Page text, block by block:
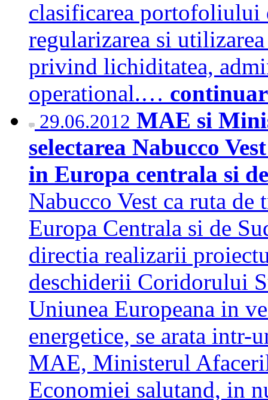
clasificarea portofoliului
regularizarea si
privind lichiditatea,
operational.…
29.06.2012 MAE si
selectarea Nabucco
in Europa centrala si
Nabucco Vest ca ruta
Europa Centrala si de
directia realizarii
deschiderii Coridorului
Uniunea Europeana in
energetice, se arata intr-
MAE, Ministerul
Economiei salutand, in